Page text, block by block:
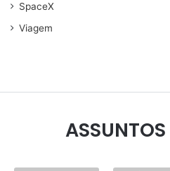
SpaceX
Viagem